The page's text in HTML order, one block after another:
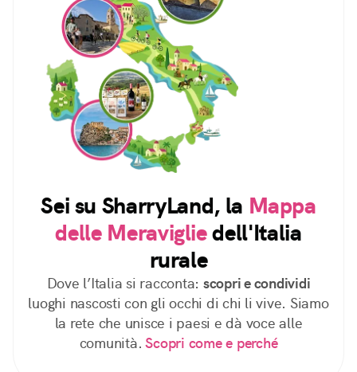
Sei su SharryLand, la Mappa
delle Meravigliedell'Italia
rurale
Dove l’Italia si racconta: scopri e condividi
luoghi nascosti con gli occhi di chi li vive. Siamo
la rete che unisce i paesi e dà voce alle
comunità. Scopri come e perché